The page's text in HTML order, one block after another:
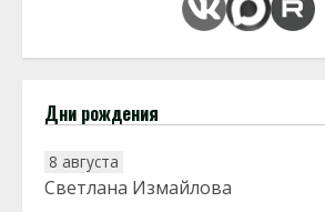
Дни рождения
8 августа
Светлана Измайлова